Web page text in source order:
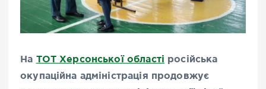
На ТОТ Херсонської області російська
окупаційна адміністрація продовжує